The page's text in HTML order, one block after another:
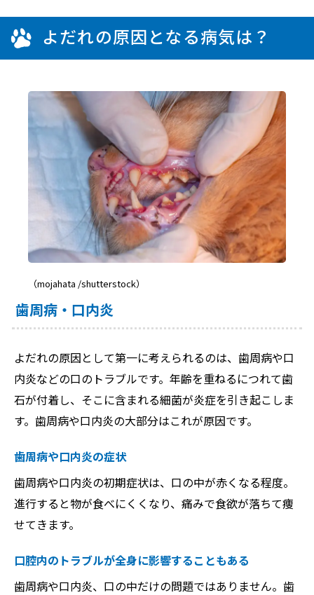
よだれの原因となる病気は？
（mojahata /shutterstock）
歯周病・口内炎
よだれの原因として第一に考えられるのは、歯周病や口
内炎などの口のトラブルです。年齢を重ねるにつれて歯
石が付着し、そこに含まれる細菌が炎症を引き起こしま
す。歯周病や口内炎の大部分はこれが原因です。
歯周病や口内炎の症状
歯周病や口内炎の初期症状は、口の中が赤くなる程度。
進行すると物が食べにくくなり、痛みで食欲が落ちて痩
せてきます。
口腔内のトラブルが全身に影響することもある
歯周病や口内炎、口の中だけの問題ではありません。歯